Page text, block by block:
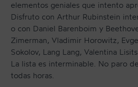
elementos geniales que intento
Disfruto con Arthur Rubinstein
o con Daniel Barenboim y
Zimerman, Vladimir Horowitz,
Sokolov, Lang Lang, Valentina
La lista es interminable. No paro
todas horas.